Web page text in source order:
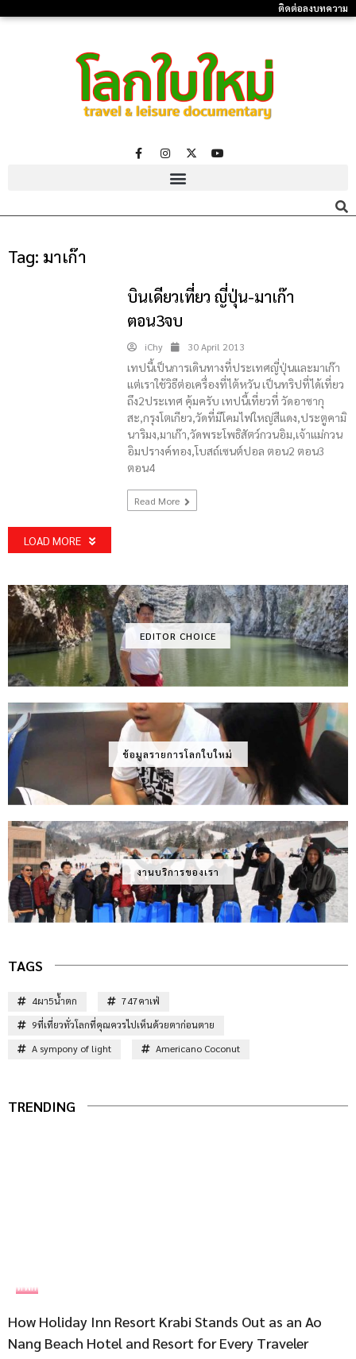
ติดต่อลงบทความ
Tag: มาเก๊า
บินเดียวเที่ยว ญี่ปุ่น-มาเก๊า
ตอน3จบ
iChy 30 April 2013
เทปนี้เป็นการเดินทางที่ประเทศญี่ปุ่นและมาเก๊า
แต่เราใช้วิธีต่อเครื่องที่ไต้หวัน เป็นทริปที่ได้เที่ยว
ถึง2ประเทศ คุ้มครับ เทปนี้เที่ยวที่ วัดอาซากุ
สะ,กรุงโตเกียว,วัดที่มีโคมไฟใหญ่สีแดง,ประตูคามิ
นาริมง,มาเก๊า,วัดพระโพธิสัตว์กวนอิม,เจ้าแม่กวน
อิมปรางค์ทอง,โบสถ์เซนต์ปอล ตอน2 ตอน3
ตอน4
Read More
LOAD MORE
EDITOR CHOICE
ข้อมูลรายการโลกใบใหม่
งานบริการของเรา
TAGS
4ผา5น้ำตก
747คาเฟ่
9ที่เที่ยวทั่วโลกที่คุณควรไปเห็นด้วยตาก่อนตาย
A sympony of light
Americano Coconut
TRENDING
ที่พัก
How Holiday Inn Resort Krabi Stands Out as an Ao
Nang Beach Hotel and Resort for Every Traveler